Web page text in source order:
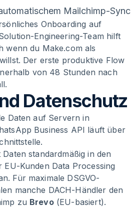
Mailchimp-Sync
Onboarding auf
Engineering-Team hilft
wenn du Make.com als
Der erste produktive Flow
von 48 Stunden nach
Datenschutz
Daten auf Servern in
Business API läuft über
standardmäßig in den
Kunden Data Processing
Für maximale DSGVO-
manche DACH-Händler den
zu Brevo(EU-basiert).